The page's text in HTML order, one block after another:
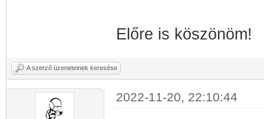
Előre is köszönöm!
A szerző üzeneteinek keresése
2022-11-20, 22:10:44